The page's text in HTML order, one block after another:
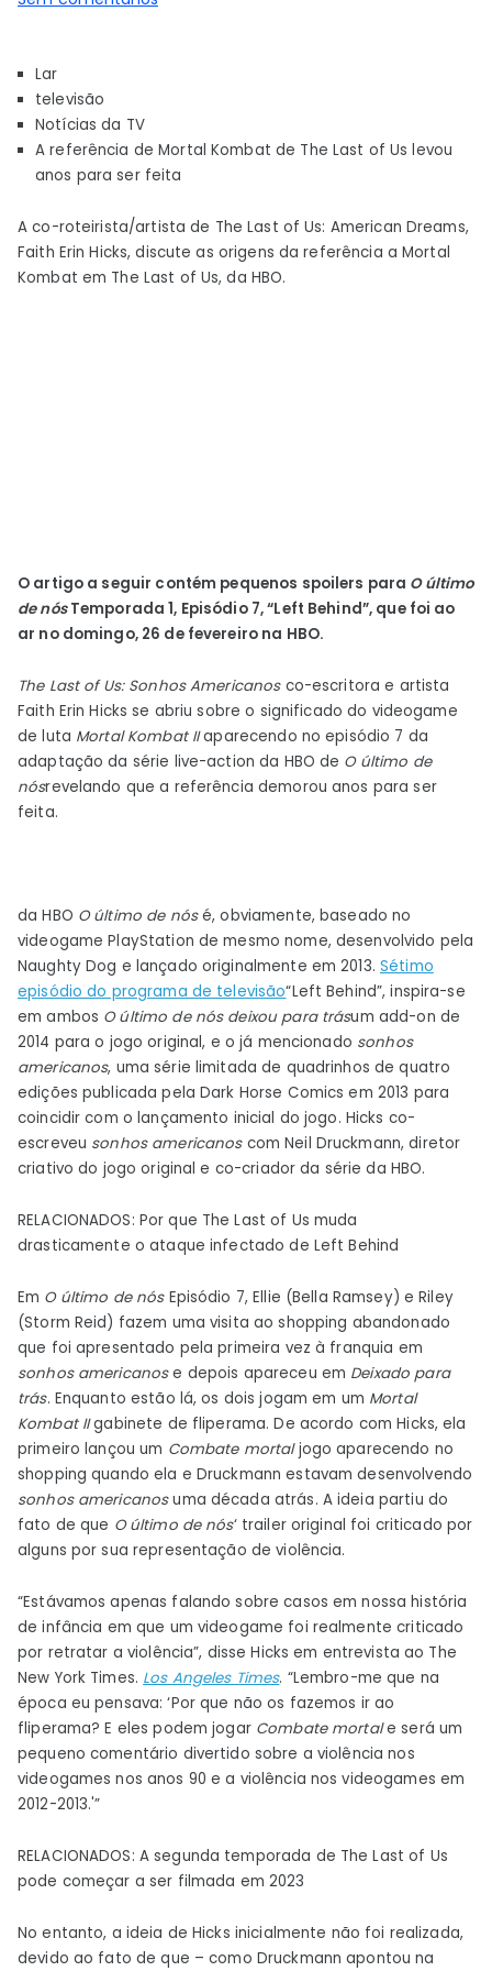
episódio
de
The
Last
Lar
televisão
Notícias da TV
A referência de Mortal Kombat de The Last of Us levou
anos para ser feita
A co-roteirista/artista de The Last of Us: American Dreams,
Faith Erin Hicks, discute as origens da referência a Mortal
Kombat em The Last of Us, da HBO.
O artigo a seguir contém pequenos spoilers para O último
de nósTemporada 1, Episódio 7, “Left Behind”, que foi ao
ar no domingo, 26 de fevereiro na HBO.
The Last of Us: Sonhos Americanosco-escritora e artista
Faith Erin Hicks se abriu sobre o significado do videogame
de luta Mortal Kombat IIaparecendo no episódio 7 da
adaptação da série live-action da HBO de O último de
nósrevelando que a referência demorou anos para ser
feita.
da HBO O último de nósé, obviamente, baseado no
videogame PlayStation de mesmo nome, desenvolvido pela
Naughty Dog e lançado originalmente em 2013. Sétimo
episódio do programa de televisão“Left Behind”, inspira-se
em ambos O último de nós deixou para trásum add-on de
2014 para o jogo original, e o já mencionado sonhos
americanos, uma série limitada de quadrinhos de quatro
edições publicada pela Dark Horse Comics em 2013 para
coincidir com o lançamento inicial do jogo. Hicks co-
escreveu sonhos americanoscom Neil Druckmann, diretor
criativo do jogo original e co-criador da série da HBO.
RELACIONADOS: Por que The Last of Us muda
drasticamente o ataque infectado de Left Behind
Em O último de nós Episódio 7, Ellie (Bella Ramsey) e Riley
(Storm Reid) fazem uma visita ao shopping abandonado
que foi apresentado pela primeira vez à franquia em
sonhos americanose depois apareceu em Deixado para
trás. Enquanto estão lá, os dois jogam em um Mortal
Kombat IIgabinete de fliperama. De acordo com Hicks, ela
primeiro lançou um Combate mortaljogo aparecendo no
shopping quando ela e Druckmann estavam desenvolvendo
sonhos americanosuma década atrás. A ideia partiu do
fato de que O último de nós‘ trailer original foi criticado por
alguns por sua representação de violência.
“Estávamos apenas falando sobre casos em nossa história
de infância em que um videogame foi realmente criticado
por retratar a violência”, disse Hicks em entrevista ao The
New York Times. Los Angeles Times. “Lembro-me que na
época eu pensava: ‘Por que não os fazemos ir ao
fliperama? E eles podem jogar Combate mortale será um
pequeno comentário divertido sobre a violência nos
videogames nos anos 90 e a violência nos videogames em
2012-2013.'”
RELACIONADOS: A segunda temporada de The Last of Us
pode começar a ser filmada em 2023
No entanto, a ideia de Hicks inicialmente não foi realizada,
devido ao fato de que – como Druckmann apontou na